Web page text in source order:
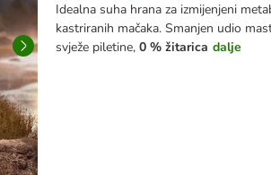
Idealna suha hrana za izmijenjeni
kastriranih mačaka. Smanjen udio
svježe piletine, 0 % žitarica dalje